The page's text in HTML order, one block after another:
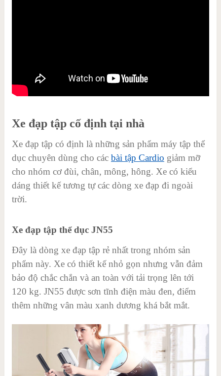
Xe đạp tập cố định tại nhà
Xe đạp tập có định là những sản phẩm máy tập thể
dục chuyên dùng cho các bài tập Cardio giảm mỡ
cho nhóm cơ đùi, chân, mông, hông. Xe có kiểu
dáng thiết kế tương tự các dòng xe đạp đi ngoài
trời.
Xe đạp tập thể dục JN55
Đây là dòng xe đạp tập rẻ nhất trong nhóm sản
phẩm này. Xe có thiết kế nhỏ gọn nhưng vẫn đảm
bảo độ chắc chắn và an toàn với tải trọng lên tới
120 kg. JN55 được sơn tĩnh điện màu đen, điểm
thêm những vân màu xanh dương khá bắt mắt.